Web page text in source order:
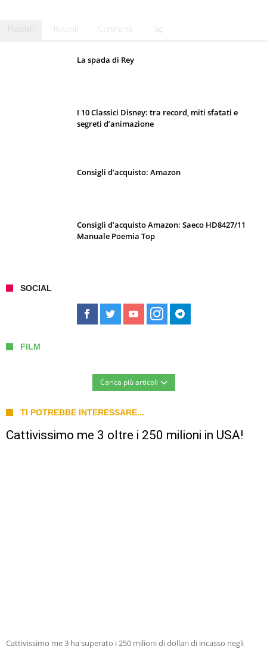
Popolari Recenti Commenti Tag
La spada di Rey
I 10 Classici Disney: tra record, miti sfatati e
segreti d’animazione
Consigli d’acquisto: Amazon
Consigli d’acquisto Amazon: Saeco HD8427/11
Manuale Poemia Top
SOCIAL
FILM
Carica più articoli
TI POTREBBE INTERESSARE...
Cattivissimo me 3 oltre i 250 milioni in USA!
Cattivissimo me 3 ha superato i 250 milioni di dollari di incasso negli